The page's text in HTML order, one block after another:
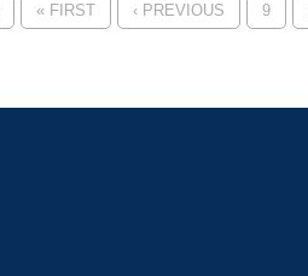
« FIRST ‹ PREVIOUS 9